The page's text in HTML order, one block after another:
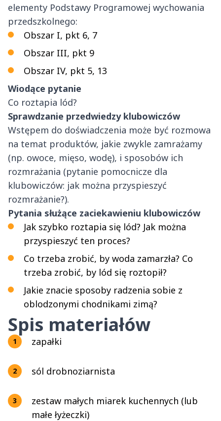
elementy Podstawy Programowej wychowania
przedszkolnego:
Obszar I, pkt 6, 7
Obszar III, pkt 9
Obszar IV, pkt 5, 13
Wiodące pytanie
Co roztapia lód?
Sprawdzanie przedwiedzy klubowiczów
Wstępem do doświadczenia może być rozmowa
na temat produktów, jakie zwykle zamrażamy
(np. owoce, mięso, wodę), i sposobów ich
rozmrażania (pytanie pomocnicze dla
klubowiczów: jak można przyspieszyć
rozmrażanie?).
Pytania służące zaciekawieniu klubowiczów
Jak szybko roztapia się lód? Jak można
przyspieszyć ten proces?
Co trzeba zrobić, by woda zamarzła? Co
trzeba zrobić, by lód się roztopił?
Jakie znacie sposoby radzenia sobie z
oblodzonymi chodnikami zimą?
Spis materiałów
zapałki
sól drobnoziarnista
zestaw małych miarek kuchennych (lub
małe łyżeczki)